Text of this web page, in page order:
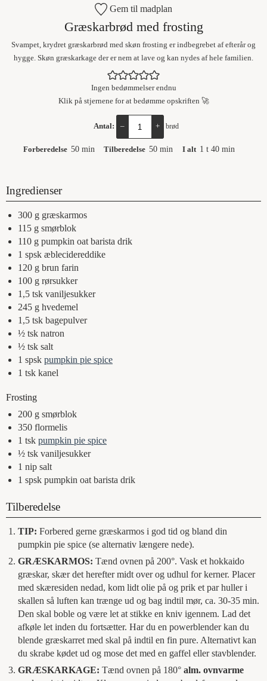
Gem til madplan
Græskarbrød med frosting
Svampet, krydret græskarbrød med skøn frosting er indbegrebet af efterår og
hygge. Skøn græskarkage der er nem at lave og kan nydes af hele familien.
Ingen bedømmelser endnu
Klik på stjernene for at bedømme opskriften 🚀
Antal: – + brød
Forberedelse 50 min Tilberedelse 50 min I alt 1 t 40 min
Ingredienser
300 g græskarmos
115 g smørblok
110 g pumpkin oat barista drik
1 spsk æblecidereddike
120 g brun farin
100 g rørsukker
1,5 tsk vaniljesukker
245 g hvedemel
1,5 tsk bagepulver
½ tsk natron
½ tsk salt
1 spsk pumpkin pie spice
1 tsk kanel
Frosting
200 g smørblok
350 flormelis
1 tsk pumpkin pie spice
½ tsk vaniljesukker
1 nip salt
1 spsk pumpkin oat barista drik
Tilberedelse
TIP: Forbered gerne græskarmos i god tid og bland din
pumpkin pie spice (se alternativ længere nede).
GRÆSKARMOS: Tænd ovnen på 200°. Vask et hokkaido
græskar, skær det herefter midt over og udhul for kerner. Placer
med skæresiden nedad, kom lidt olie på og prik et par huller i
skallen så luften kan trænge ud og bag indtil mør, ca. 30-35 min.
Den skal boble og være let at stikke en kniv igennem. Lad det
afkøle let inden du fortsætter. Har du en powerblender kan du
blende græskarret med skal på indtil en fin pure. Alternativt kan
du skrabe kødet ud og mose det med en gaffel eller stavblender.
GRÆSKARKAGE: Tænd ovnen på 180° alm. ovnvarme